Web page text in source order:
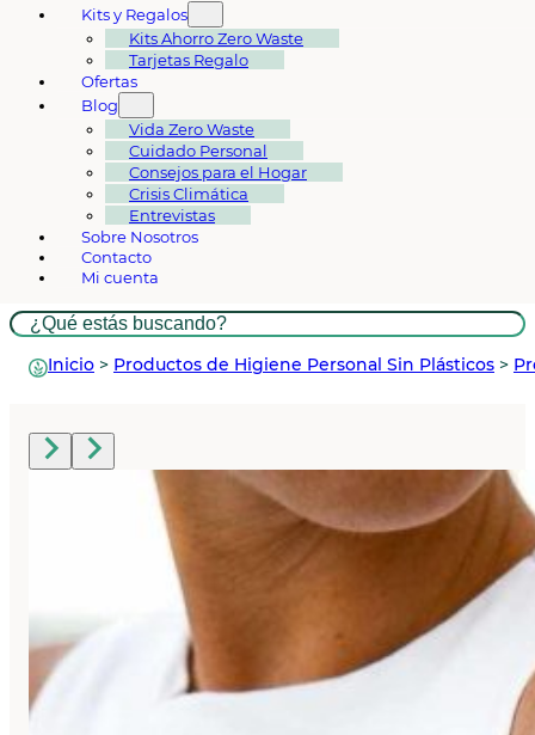
Kits y Regalos
Kits Ahorro Zero Waste
Tarjetas Regalo
Ofertas
Blog
Vida Zero Waste
Cuidado Personal
Consejos para el Hogar
Crisis Climática
Entrevistas
Sobre Nosotros
Contacto
Mi cuenta
Buscar
Inicio > Productos de Higiene Personal Sin Plásticos >